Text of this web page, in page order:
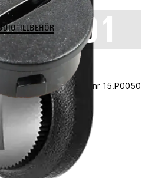
Vårt art.nr 15.P0050